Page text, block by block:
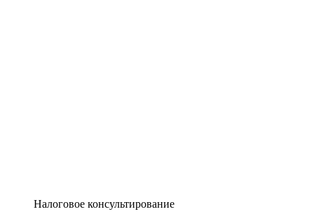
Налоговое консультирование